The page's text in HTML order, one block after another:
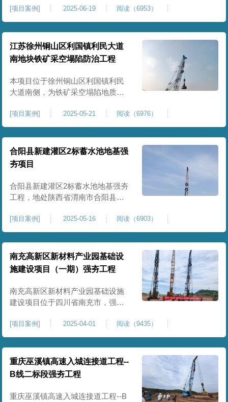
积约 20000 平方米，采用满场强夯
加固方式改善场地工程地质条件，
有效提高地基承载力、控制不均匀
沉降，满足变电站各类构支架、电
气设备及配套设施建设标准。本项
目是嵩县重要电力基础设施，投运
后优化区域电网布局，增强当
[项目案例] 2025-06-19 阅读（6953）
江苏徐州铜山区利国镇利民大道
南地块铁矿采空塌陷防治工程
本项目位于徐州铜山区利国镇利民
大道南侧，为铁矿采空塌陷地质灾
35000㎡。针对区域铁矿开采遗留的
地层松散、裂隙发育、塌陷沉降等
隐患，采用强夯工艺加固场地地
基，消除采空地质风险，提升场地
整体稳定性与承载力，彻底改善地
块建设条件，实现矿区地质灾害治
理与土地安全利用。
[项目案例] 2025-05-21 阅读（6976）
合阳县新建灌区2标蓄水池地基强
夯项目
合阳县新建灌区2标蓄水池地基强夯
工程，地处陕西省渭南市合阳县，
的关键前置工程，主要服务于片区
农业灌溉蓄水配套建设，为后续蓄
水池主体施工筑牢地基基础，保障
灌区水利设施长期稳定运行。本工
程核心施工内容为蓄水池场地地基
强夯加固处理，总强夯施工面积
25000㎡，施工完成后场地上部将新
[项目案例] 2025-05-16 阅读（6903）
南充高新区新材料产业园基础设
施建设项目（一期）强夯工程
南充高新区新材料产业园基础设施
建设项目位于四川省南充市，强夯
软弱土、回填土等复杂地质，采用
强夯地基加固，深层加固地基、提
升承载力、严控工后沉降，为厂
房、道路及配套设施筑牢基础。本
项目施工作业面积大，我司将整个
场地施工区域合理划分为若干个区
段，分区分段施工，投入强夯设备3
[项目案例] 2025-04-01 阅读（9435）
重庆巫溪镇高速入城连接道工程--
B线二标段强夯工程
重庆巫溪镇高速入城连接道工程--B